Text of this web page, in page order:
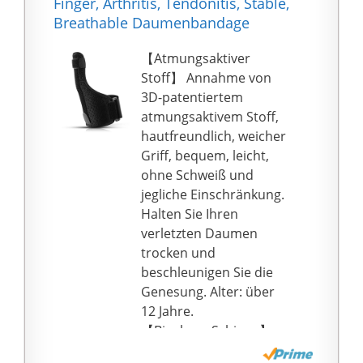
werden Ihr Problem in
Daumenbandage
rechts & links ist
besonders
atmungsaktiv. Dies
verhindert effektiv
Schweißbildung und
sorgt für ein äußerst
angenehmes
Tragegefühl!
𝐄𝐍𝐓𝐋𝐀𝐒𝐓𝐔𝐍𝐆 &
𝐄𝐅𝐅𝐄𝐊𝐓𝐈𝐕𝐄𝐑 𝐒𝐂𝐇𝐔𝐓𝐙
– Dein Daumen wird
durch die spezielle
Form unserer
Daumenschiene rechts
& links angenehm
entlastet und schützt
dich so endlich effektiv
Breathable Daumenbandage
【Atmungsaktiver
Stoff】 Annahme von
3D-patentiertem
atmungsaktivem Stoff,
hautfreundlich, weicher
Griff, bequem, leicht,
ohne Schweiß und
jegliche Einschränkung.
Halten Sie Ihren
verletzten Daumen
trocken und
beschleunigen Sie die
Genesung. Alter: über
12 Jahre.
【Biegbare Schiene】
Die biegsame Schiene